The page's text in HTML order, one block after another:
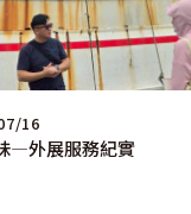
16
—外展服務紀實